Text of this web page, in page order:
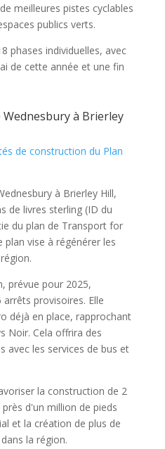
meilleures pistes cyclables
publics verts.
phases individuelles, avec
de cette année et une fin
à Brierley
de construction du Plan
à Brierley Hill,
de livres sterling (ID du
du plan de Transport for
plan vise à régénérer les
prévue pour 2025,
provisoires. Elle
déjà en place, rapprochant
Noir. Cela offrira des
avec les services de bus et
la construction de 2
d'un million de pieds
et la création de plus de
la région.